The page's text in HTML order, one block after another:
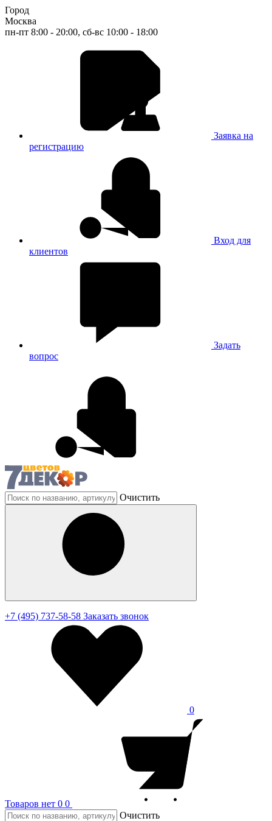
Город
Москва
пн-пт 8:00 - 20:00, сб-вс 10:00 - 18:00
Заявка на
регистрацию
Вход для
клиентов
Задать
вопрос
Очистить
+7 (495) 737-58-58 Заказать звонок
0
Товаров нет 0 0
Очистить